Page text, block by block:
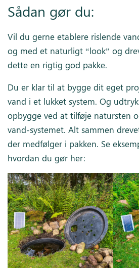
Sådan gør du:
Vil du gerne etablere rislende
og med et naturligt “look” og
dette en rigtig god pakke.
Du er klar til at bygge dit eget
vand i et lukket system. Og
opbygge ved at tilføje natursten
vand-systemet. Alt sammen
der medfølger i pakken. Se
hvordan du gør her: